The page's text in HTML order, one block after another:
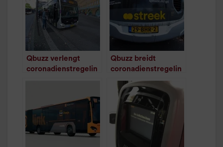
Qbuzz verlengt
coronadienstregelin
Qbuzz breidt
coronadienstregelin
g opnieuw uit
/1minuut leestijd